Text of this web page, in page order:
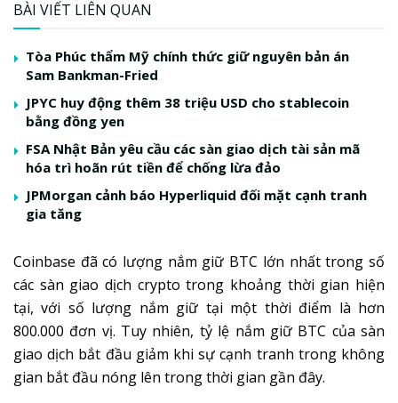
BÀI VIẾT LIÊN QUAN
Tòa Phúc thẩm Mỹ chính thức giữ nguyên bản án
Sam Bankman-Fried
JPYC huy động thêm 38 triệu USD cho stablecoin
bằng đồng yen
FSA Nhật Bản yêu cầu các sàn giao dịch tài sản mã
hóa trì hoãn rút tiền để chống lừa đảo
JPMorgan cảnh báo Hyperliquid đối mặt cạnh tranh
gia tăng
Coinbase đã có lượng nắm giữ BTC lớn nhất trong số
các sàn giao dịch crypto trong khoảng thời gian hiện
tại, với số lượng nắm giữ tại một thời điểm là hơn
800.000 đơn vị. Tuy nhiên, tỷ lệ nắm giữ BTC của sàn
giao dịch bắt đầu giảm khi sự cạnh tranh trong không
gian bắt đầu nóng lên trong thời gian gần đây.